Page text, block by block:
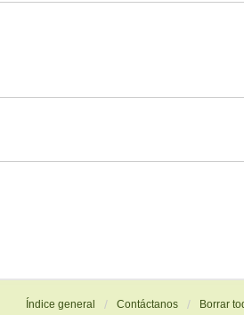
Índice general Contáctanos Borrar